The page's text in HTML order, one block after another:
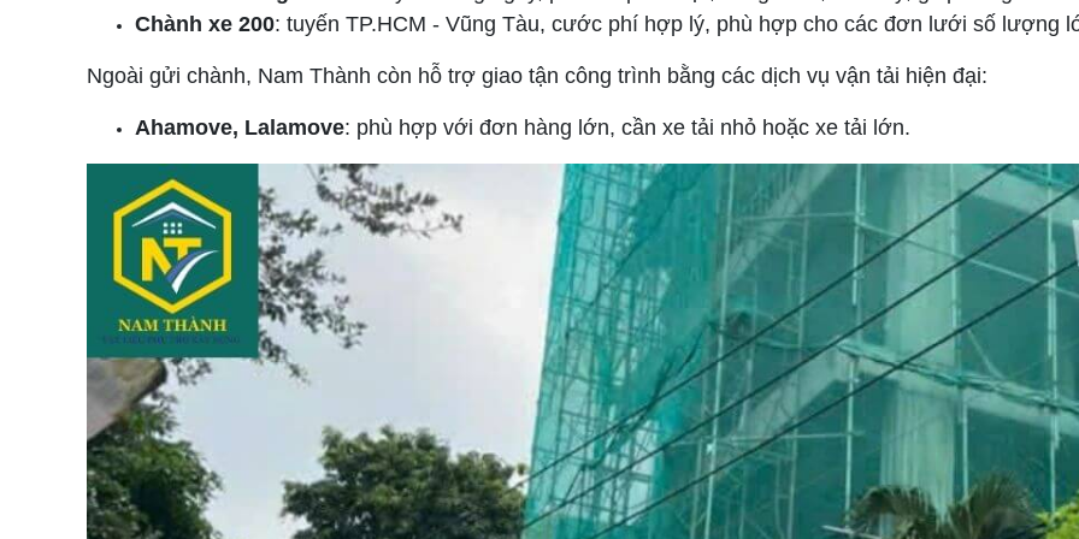
Chành xe 200: tuyến TP.HCM - Vũng Tàu, cước phí hợp lý, phù hợp cho các đơn lưới số lượng
Ngoài gửi chành, Nam Thành còn hỗ trợ giao tận công trình bằng các dịch vụ vận tải hiện đại:
Ahamove, Lalamove: phù hợp với đơn hàng lớn, cần xe tải nhỏ hoặc xe tải lớn.